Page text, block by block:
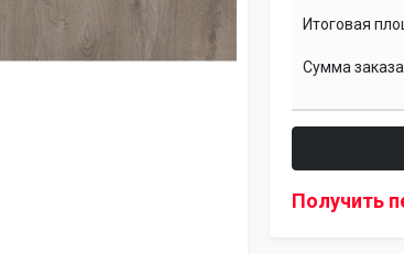
Итоговая
Сумма
Получить